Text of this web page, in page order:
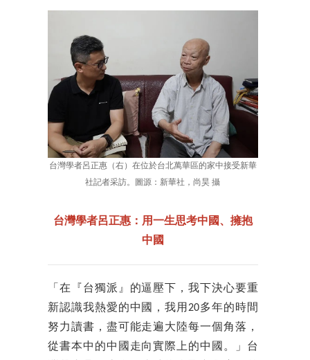
台灣學者呂正惠（右）在位於台北萬華區的家中接受新華
社記者采訪。圖源：新華社，尚昊 攝
台灣學者呂正惠：用一生思考中國、擁抱
中國
「在『台獨派』的逼壓下，我下決心要重
新認識我熱愛的中國，我用20多年的時間
努力讀書，盡可能走遍大陸每一個角落，
從書本中的中國走向實際上的中國。」台